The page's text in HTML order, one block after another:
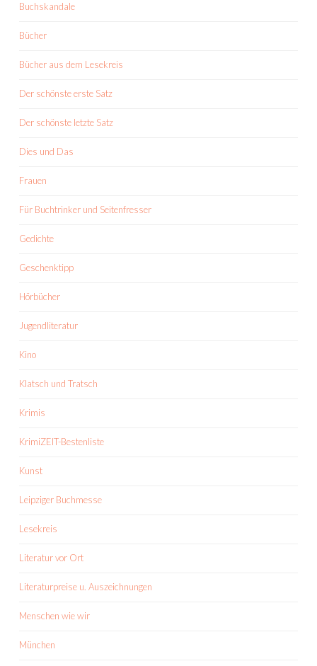
Buchskandale
Bücher
Bücher aus dem Lesekreis
Der schönste erste Satz
Der schönste letzte Satz
Dies und Das
Frauen
Für Buchtrinker und Seitenfresser
Gedichte
Geschenktipp
Hörbücher
Jugendliteratur
Kino
Klatsch und Tratsch
Krimis
KrimiZEIT-Bestenliste
Kunst
Leipziger Buchmesse
Lesekreis
Literatur vor Ort
Literaturpreise u. Auszeichnungen
Menschen wie wir
München